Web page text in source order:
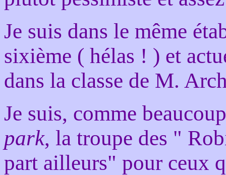
Je suis dans le même
sixième ( hélas ! ) et
dans la classe de M.
Je suis, comme
park, la troupe des "
part ailleurs" pour ceux